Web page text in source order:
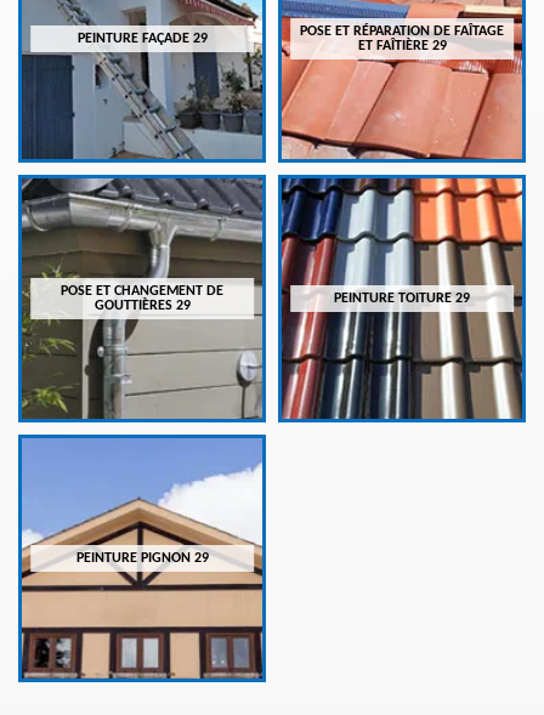
PEINTURE FAÇADE 29
POSE ET RÉPARATION DE FAÎTAGE
ET FAÎTIÈRE 29
POSE ET CHANGEMENT DE
GOUTTIÈRES 29
PEINTURE TOITURE 29
PEINTURE PIGNON 29